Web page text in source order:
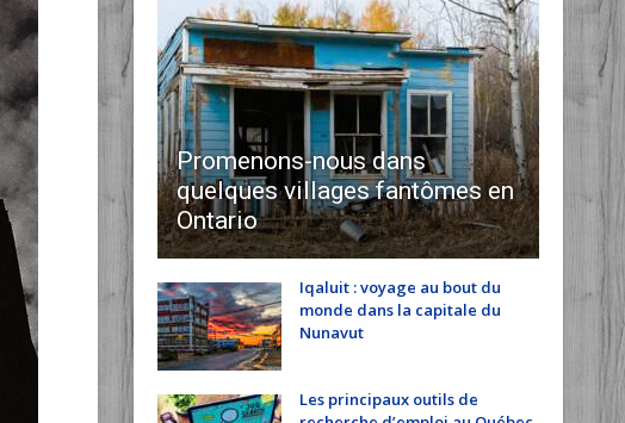
Promenons-nous dans
quelques villages fantômes en
Ontario
Iqaluit : voyage au bout du
monde dans la capitale du
Nunavut
Les principaux outils de